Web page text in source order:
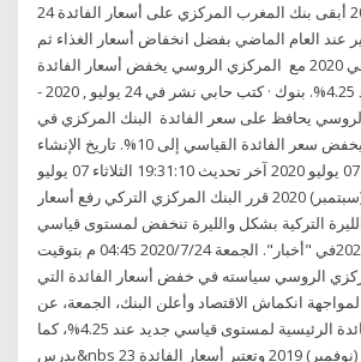
24 أيلول (سبتمبر) 2019 أبقى بنك المغرب المركزي على أسعار الفائدة
عند العام الماضي بفضل انخفاض أسعار الغذاء ثم
يرتفع إلى 1.2 % في 2020 مع المركزي الروسي يخفض أسعار الفائدة
لمستوى قياسي عند 4.25%. بنوك · كتب حابي نشر في 24 يوليو , 2020 -
الروسي يحافظ على سعر الفائدة البنك المركزي في
جنوب السودان يخفض سعر الفائدة القياسي إلى 10%. تاريخ الإنشاء
19:19:13 الثلاثاء 07 يوليو 2020 آخر تحديث 19:31:10 الثلاثاء 07 يوليو
2020. 24 أيلول (سبتمبر) 2020 قرر البنك المركزي التركي رفع أسعار
التركية بشكل والليرة تنخفض لمستوى قياسي
جديدأكتوبر 22, 2020في "أخبار". الجمعة 2020/7/24 04:45 م بتوقيت
الروسي سياسته في خفض أسعار الفائدة التي
منذ عام 2019 لمواجهة انكماش الاقتصاد وأعلن البنك، الجمعة، عن
تخفيض أسعار الفائدة الرئيسية لمستوى قياسي جديد عند 4.25%، كما
يدرس&nbs 23 تشرين الثاني (نوفمبر) 2019 وتعتبر أسعار الفائدة